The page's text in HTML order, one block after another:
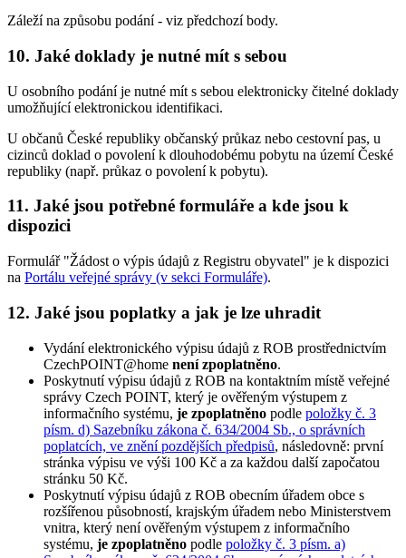
Záleží na způsobu podání - viz předchozí body.
10. Jaké doklady je nutné mít s sebou
U osobního podání je nutné mít s sebou elektronicky čitelné doklady
umožňující elektronickou identifikaci.
U občanů České republiky občanský průkaz nebo cestovní pas, u
cizinců doklad o povolení k dlouhodobému pobytu na území České
republiky (např. průkaz o povolení k pobytu).
11. Jaké jsou potřebné formuláře a kde jsou k
dispozici
Formulář "Žádost o výpis údajů z Registru obyvatel" je k dispozici
na Portálu veřejné správy (v sekci Formuláře).
12. Jaké jsou poplatky a jak je lze uhradit
Vydání elektronického výpisu údajů z ROB prostřednictvím
CzechPOINT@home není zpoplatněno.
Poskytnutí výpisu údajů z ROB na kontaktním místě veřejné
správy Czech POINT, který je ověřeným výstupem z
informačního systému, je zpoplatněno podle položky č. 3
písm. d) Sazebníku zákona č. 634/2004 Sb., o správních
poplatcích, ve znění pozdějších předpisů, následovně: první
stránka výpisu ve výši 100 Kč a za každou další započatou
stránku 50 Kč.
Poskytnutí výpisu údajů z ROB obecním úřadem obce s
rozšířenou působností, krajským úřadem nebo Ministerstvem
vnitra, který není ověřeným výstupem z informačního
systému, je zpoplatněno podle položky č. 3 písm. a)